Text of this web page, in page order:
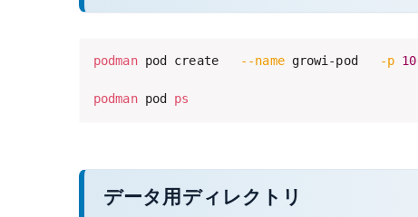
podman pod create --name growi-pod -p
podman pod ps
データ用ディレクトリ